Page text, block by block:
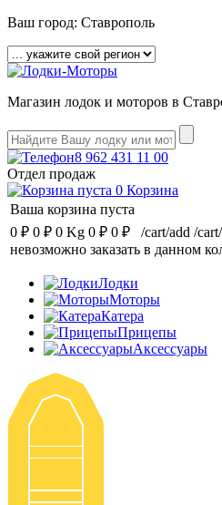
Ваш город: Ставрополь
Магазин лодок и моторов в
8 962 431 11 00
Отдел продаж
0 Корзина
Ваша корзина пуста
0 ₽ 0 ₽ 0 Kg 0 ₽ 0 ₽ /cart/add /
невозможно заказать в данном
Лодки
Моторы
Катера
Прицепы
Аксессуары